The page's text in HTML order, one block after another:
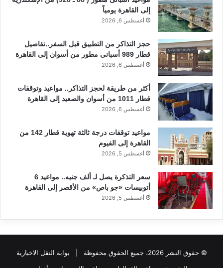
إلى القاهرة يومياً
أغسطس 6, 2026
حجز التذاكر من التطبيق قبل السفر..تفاصيل
قطار 989 أسبانى مطور من أسوان إلى القاهرة
أغسطس 6, 2026
أكثر من طريقة لحجز التذاكر.. مواعيد وتوقفات
قطار 1011 من أسوان والصعيد إلى القاهرة
أغسطس 6, 2026
مواعيد توقفات درجة ثالثة تهوية قطار 142 من
القاهرة إلى الفيوم
أغسطس 5, 2026
سعر التذكرة يصل لـ ألف جنيه.. مواعيد 6
أتوبيسات «جو باص» من الأقصر إلى القاهرة
أغسطس 5, 2026
© حقوق النشر 2026، جميع الحقوق محفوظة |
بوابة النقل الاخبارية